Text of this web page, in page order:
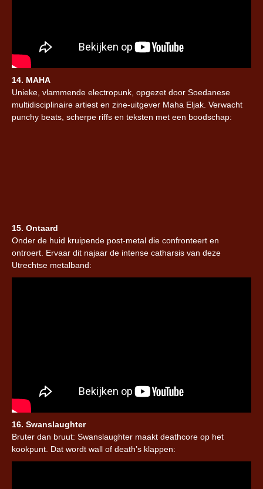
14. MAHA
Unieke, vlammende electropunk, opgezet door Soedanese
multidisciplinaire artiest en zine-uitgever Maha Eljak. Verwacht
punchy beats, scherpe riffs en teksten met een boodschap:
15. Ontaard
Onder de huid kruipende post-metal die confronteert en
ontroert. Ervaar dit najaar de intense catharsis van deze
Utrechtse metalband:
16. Swanslaughter
Bruter dan bruut: Swanslaughter maakt deathcore op het
kookpunt. Dat wordt wall of death’s klappen: